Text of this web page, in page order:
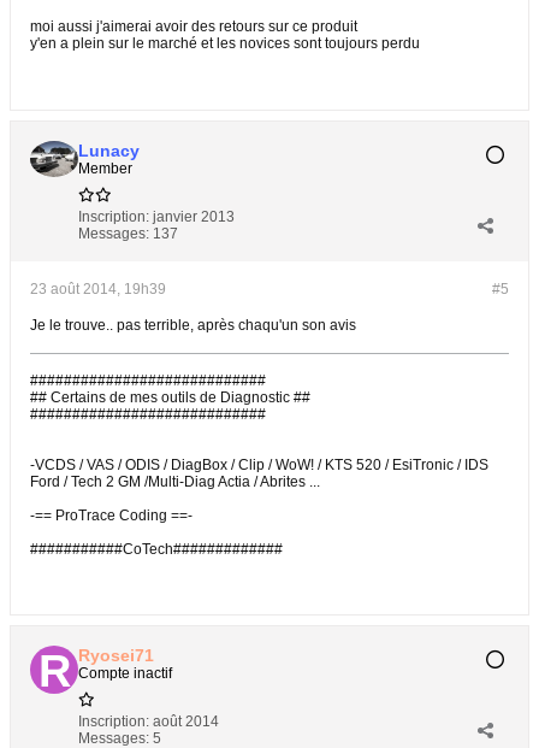
moi aussi j'aimerai avoir des retours sur ce produit
y'en a plein sur le marché et les novices sont toujours perdu
Lunacy
Member
Inscription: janvier 2013
Messages: 137
#5
23 août 2014, 19h39
Je le trouve.. pas terrible, après chaqu'un son avis
############################
## Certains de mes outils de Diagnostic ##
############################
-VCDS / VAS / ODIS / DiagBox / Clip / WoW! / KTS 520 / EsiTronic / IDS
Ford / Tech 2 GM /Multi-Diag Actia / Abrites ...
-== ProTrace Coding ==-
###########CoTech#############
Ryosei71
Compte inactif
Inscription: août 2014
Messages: 5